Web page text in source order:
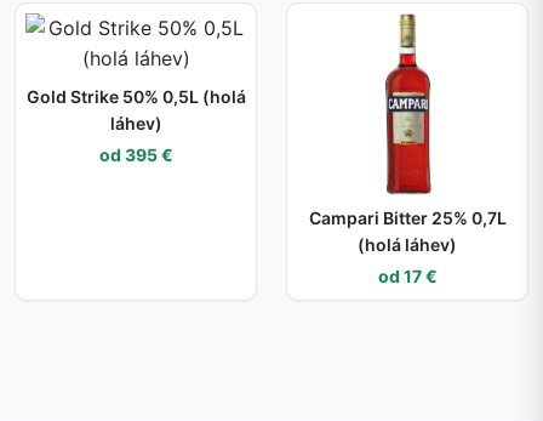
Gold Strike 50% 0,5L (holá
láhev)
od 395 €
Campari Bitter 25% 0,7L
(holá láhev)
od 17 €